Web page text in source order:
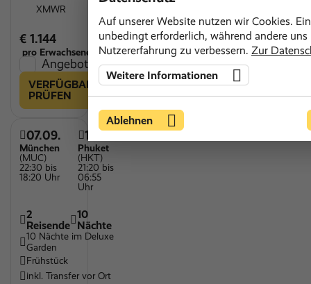
XMWR
€ 1.144
pro Erwachsenen
Angebot vergleichen
VERFÜGBARKEIT
PRÜFEN
07.09.
München
(MUC)
22:30 bis
18:20 Uhr
17.09.
Phuket
(HKT)
21:20 bis
06:55
Uhr
2
Reisende
10
Nächte
10 Nächte im Deluxe
Garden
Frühstück
inkl. Transfer vor Ort
Auf unserer Website nutzen wir Cookies.
unbedingt erforderlich, während andere uns
Nutzererfahrung zu verbessern. Zur
Weitere Informationen
Ablehnen